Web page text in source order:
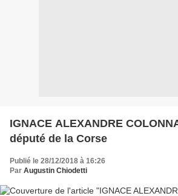
IGNACE ALEXANDRE
député de la Corse
Publié le 28/12/2018 à 16:26
Par Augustin Chiodetti